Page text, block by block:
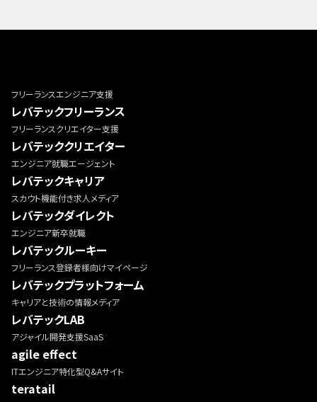
フリーランスエンジニア支援
レバテックフリーランス
フリーランスクリエイター支援
レバテッククリエイター
エンジニア就職エージェント
レバテックキャリア
スカウト機能付き求人メディア
レバテックダイレクト
エンジニア新卒就職
レバテックルーキー
フリーランス登録者様向けマイページ
レバテックプラットフォーム
キャリアと技術の情報メディア
レバテックLAB
アジャイル開発支援SaaS
agile effect
ITエンジニア特化型Q&Aサイト
teratail